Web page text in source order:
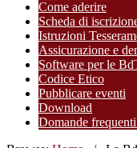
Come aderire
Scheda di
Istruzioni
Assicurazione e
Software per le
Codice Etico
Pubblicare eventi
Download
Domande